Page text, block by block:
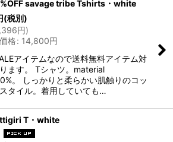
savage tribe Tshirts・white
(税別)
円)
格: 14,800円
アイテムなので送料無料アイテム対
ます。 Tシャツ。material
。 しっかりと柔らかい肌触りのコッ
タイル。着用していても…
T・white